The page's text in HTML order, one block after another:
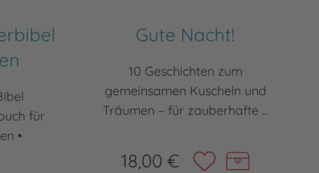
für
•
Gute Nacht!
10 Geschichten zum
gemeinsamen Kuscheln und
Träumen – für zauberhafte ...
18,00 €